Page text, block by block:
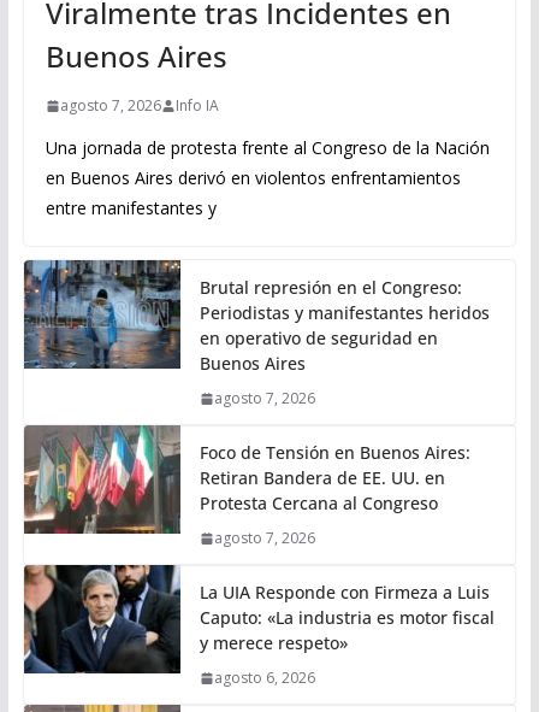
Viralmente tras Incidentes en
Buenos Aires
agosto 7, 2026 Info IA
Una jornada de protesta frente al Congreso de la Nación
en Buenos Aires derivó en violentos enfrentamientos
entre manifestantes y
Brutal represión en el Congreso:
Periodistas y manifestantes heridos
en operativo de seguridad en
Buenos Aires
agosto 7, 2026
Foco de Tensión en Buenos Aires:
Retiran Bandera de EE. UU. en
Protesta Cercana al Congreso
agosto 7, 2026
La UIA Responde con Firmeza a Luis
Caputo: «La industria es motor fiscal
y merece respeto»
agosto 6, 2026